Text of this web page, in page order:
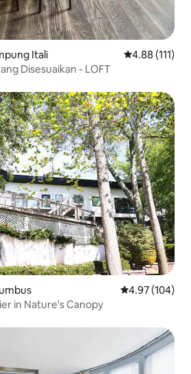
Itali Penarafan
4.88 (111)
Disesuaikan - LOFT
Penarafan
4.97 (104)
in Nature's Canopy